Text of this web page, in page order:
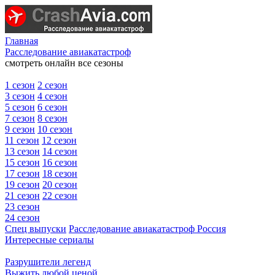
Главная
Расследование авиакатастроф
смотреть онлайн все сезоны
1 сезон 2 сезон
3 сезон 4 сезон
5 сезон 6 сезон
7 сезон 8 сезон
9 сезон 10 сезон
11 сезон 12 сезон
13 сезон 14 сезон
15 сезон 16 сезон
17 сезон 18 сезон
19 сезон 20 сезон
21 сезон 22 сезон
23 сезон
24 сезон
Спец выпуски Расследование авиакатастроф Россия
Интересные сериалы
Разрушители легенд
Выжить любой ценой